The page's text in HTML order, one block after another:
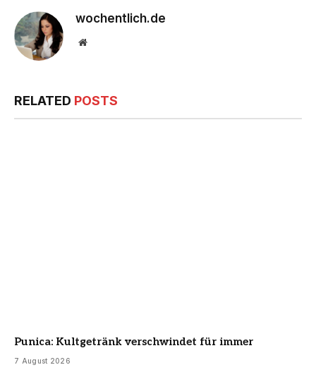
wochentlich.de
Website
RELATED POSTS
Punica: Kultgetränk verschwindet für immer
7 August 2026